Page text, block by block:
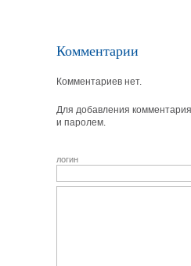
Комментарии
Комментариев нет.
Для добавления
и паролем.
логин